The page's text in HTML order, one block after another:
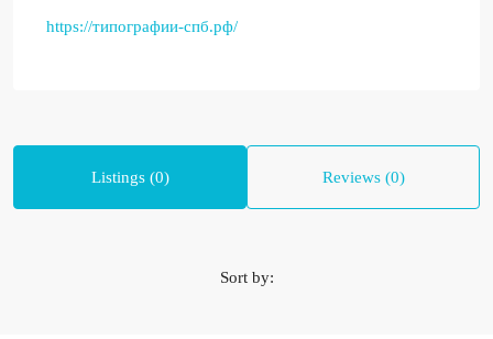
https://типографии-спб.рф/
Listings (0) Reviews (0)
Sort by: